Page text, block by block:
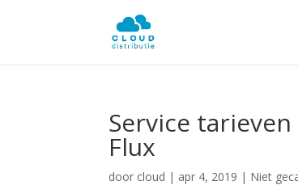
Service
Flux
door cloud | apr 4, 2019 | Niet